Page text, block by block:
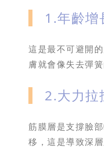
1.年齡增
這是最不可避開
膚就會像失去彈
2.大力拉
筋膜層是支撐臉
移，這是導致深